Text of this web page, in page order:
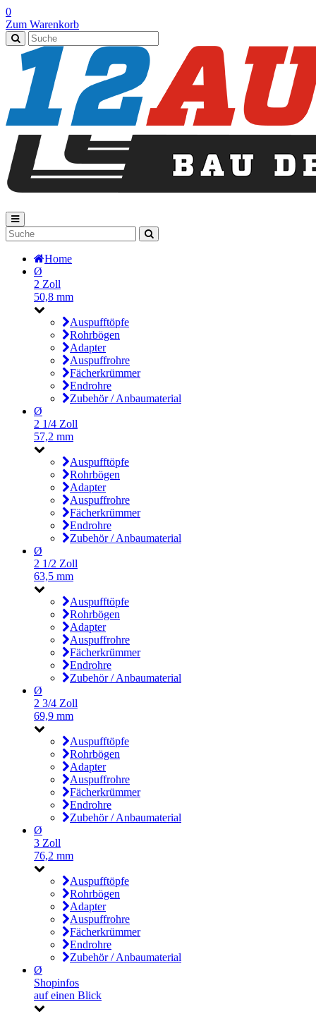
0
Zum Warenkorb
Home
Ø
2 Zoll
50,8 mm
Auspufftöpfe
Rohrbögen
Adapter
Auspuffrohre
Fächerkrümmer
Endrohre
Zubehör / Anbaumaterial
Ø
2 1/4 Zoll
57,2 mm
Auspufftöpfe
Rohrbögen
Adapter
Auspuffrohre
Fächerkrümmer
Endrohre
Zubehör / Anbaumaterial
Ø
2 1/2 Zoll
63,5 mm
Auspufftöpfe
Rohrbögen
Adapter
Auspuffrohre
Fächerkrümmer
Endrohre
Zubehör / Anbaumaterial
Ø
2 3/4 Zoll
69,9 mm
Auspufftöpfe
Rohrbögen
Adapter
Auspuffrohre
Fächerkrümmer
Endrohre
Zubehör / Anbaumaterial
Ø
3 Zoll
76,2 mm
Auspufftöpfe
Rohrbögen
Adapter
Auspuffrohre
Fächerkrümmer
Endrohre
Zubehör / Anbaumaterial
Ø
Shopinfos
auf einen Blick